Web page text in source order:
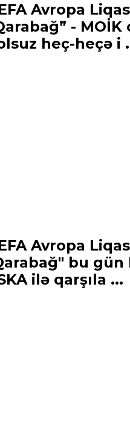
Avropa
- MOİK
heç-heçə i
Avropa
bu gün
ilə qarşıla ...